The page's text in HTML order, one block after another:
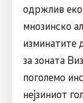
одржлив
мнозинско
изминатите
за зоната
поголемо
нејзиниот